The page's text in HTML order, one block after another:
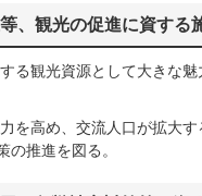
、観光の促進に資する
る観光資源として大きな
を高め、交流人口が拡大
推進を図る。